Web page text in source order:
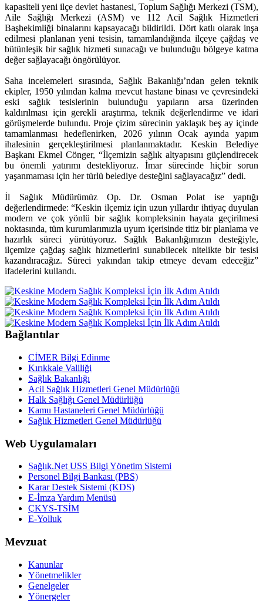
kapasiteli yeni ilçe devlet hastanesi, Toplum Sağlığı Merkezi (TSM),
Aile Sağlığı Merkezi (ASM) ve 112 Acil Sağlık Hizmetleri
Başhekimliği binalarını kapsayacağı bildirildi. Dört katlı olarak inşa
edilmesi planlanan yeni tesisin, tamamlandığında ilçeye çağdaş ve
bütünleşik bir sağlık hizmeti sunacağı ve bulunduğu bölgeye katma
değer sağlayacağı öngörülüyor.
Saha incelemeleri sırasında, Sağlık Bakanlığı’ndan gelen teknik
ekipler, 1950 yılından kalma mevcut hastane binası ve çevresindeki
eski sağlık tesislerinin bulunduğu yapıların arsa üzerinden
kaldırılması için gerekli araştırma, teknik değerlendirme ve idari
görüşmelerde bulundu. Proje çizim sürecinin yaklaşık beş ay içinde
tamamlanması hedeflenirken, 2026 yılının Ocak ayında yapım
ihalesinin gerçekleştirilmesi planlanmaktadır. Keskin Belediye
Başkanı Ekmel Cönger, “İlçemizin sağlık altyapısını güçlendirecek
bu önemli yatırımı destekliyoruz. İmar sürecinde hiçbir sorun
yaşanmaması için her türlü belediye desteğini sağlayacağız” dedi.
İl Sağlık Müdürümüz Op. Dr. Osman Polat ise yaptığı
değerlendirmede: “Keskin ilçemiz için uzun yıllardır ihtiyaç duyulan
modern ve çok yönlü bir sağlık kompleksinin hayata geçirilmesi
noktasında, tüm kurumlarımızla uyum içerisinde titiz bir planlama ve
hazırlık süreci yürütüyoruz. Sağlık Bakanlığımızın desteğiyle,
ilçemize çağdaş sağlık hizmetlerini sunabilecek nitelikte bir tesisi
kazandıracağız. Süreci yakından takip etmeye devam edeceğiz”
ifadelerini kullandı.
Bağlantılar
CİMER Bilgi Edinme
Kırıkkale Valiliği
Sağlık Bakanlığı
Acil Sağlık Hizmetleri Genel Müdürlüğü
Halk Sağlığı Genel Müdürlüğü
Kamu Hastaneleri Genel Müdürlüğü
Sağlık Hizmetleri Genel Müdürlüğü
Web Uygulamaları
Sağlık.Net USS Bilgi Yönetim Sistemi
Personel Bilgi Bankası (PBS)
Karar Destek Sistemi (KDS)
E-İmza Yardım Menüsü
ÇKYS-TSİM
E-Yolluk
Mevzuat
Kanunlar
Yönetmelikler
Genelgeler
Yönergeler